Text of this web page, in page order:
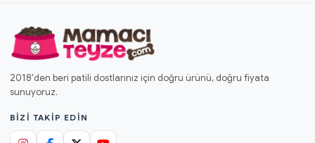
2018'den beri patili dostlarınız için doğru ürünü, doğru fiyata
sunuyoruz.
BIZI TAKIP EDIN